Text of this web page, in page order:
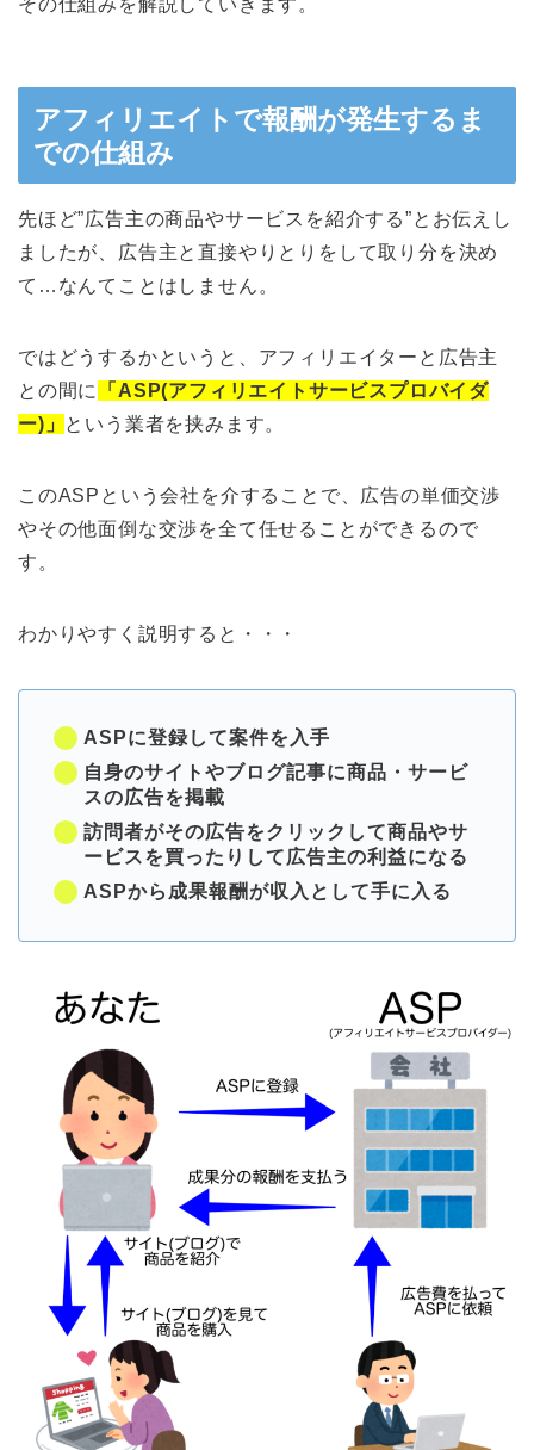
その仕組みを解説していきます。
アフィリエイトで報酬が発生するま
での仕組み
先ほど”広告主の商品やサービスを紹介する”とお伝えし
ましたが、広告主と直接やりとりをして取り分を決め
て…なんてことはしません。
ではどうするかというと、アフィリエイターと広告主
との間に
「ASP(アフィリエイトサービスプロバイダ
ー)」 という業者を挟みます。
このASPという会社を介することで、広告の単価交渉
やその他面倒な交渉を全て任せることができるので
す。
わかりやすく説明すると・・・
ASPに登録して案件を入手
自身のサイトやブログ記事に商品・サービ
スの広告を掲載
訪問者がその広告をクリックして商品やサ
ービスを買ったりして広告主の利益になる
ASPから成果報酬が収入として手に入る